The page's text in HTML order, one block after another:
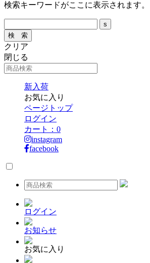
検索キーワードがここに表示されます。
クリア
閉じる
新入荷
お気に入り
ページトップ
ログイン
カート： 0
instagram
facebook
ログイン
お知らせ
お気に入り